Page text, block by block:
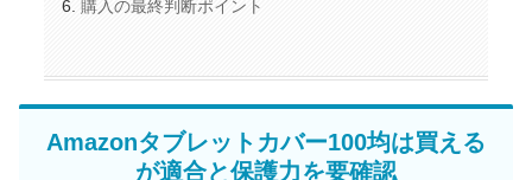
購入の最終判断ポイント
Amazonタブレットカバー100均は買える
が適合と保護力を要確認